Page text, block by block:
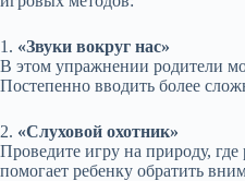
1. «Звуки вокруг нас»
В этом упражнении родители
Постепенно вводить более
2. «Слуховой охотник»
Проведите игру на природу,
помогает ребенку обратить